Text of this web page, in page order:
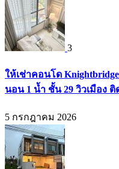
3
ให้เช่าคอนโด
นอน 1 น้ำ ชั้น 29 วิวเมือง ติ
5 กรกฎาคม 2026